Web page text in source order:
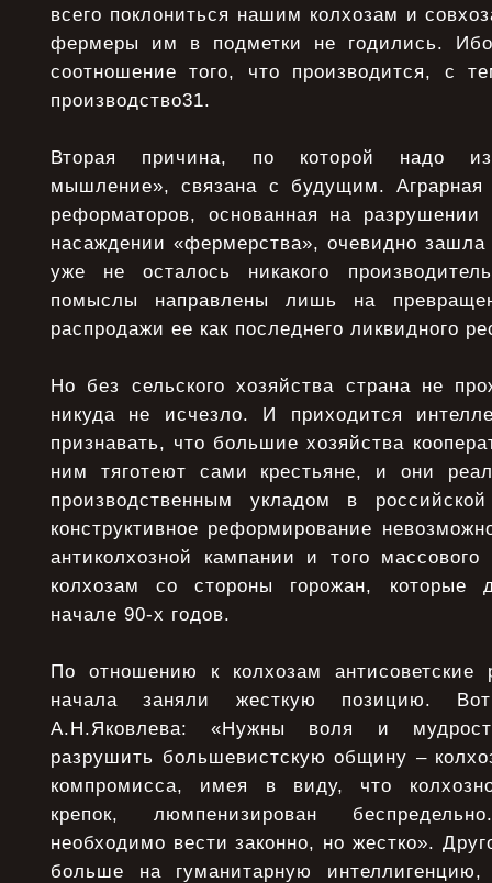
всего поклониться нашим колхозам и
фермеры им в подметки не годились.
соотношение того, что производится, с
производство31.
Вторая причина, по которой надо
мышление», связана с будущим. Аграрная
реформаторов, основанная на
насаждении «фермерства», очевидно
уже не осталось никакого
помыслы направлены лишь на
распродажи ее как последнего ликвидного
Но без сельского хозяйства страна не
никуда не исчезло. И приходится
признавать, что большие хозяйства
ним тяготеют сами крестьяне, и они
производственным укладом в
конструктивное реформирование
антиколхозной кампании и того массового
колхозам со стороны горожан, которые
начале 90-х годов.
По отношению к колхозам антисоветские
начала заняли жесткую позицию.
А.Н.Яковлева: «Нужны воля и
разрушить большевистскую общину –
компромисса, имея в виду, что
крепок, люмпенизирован
необходимо вести законно, но жестко».
больше на гуманитарную